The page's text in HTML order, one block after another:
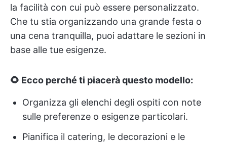
la facilità con cui può essere personalizzato.
Che tu stia organizzando una grande festa o
una cena tranquilla, puoi adattare le sezioni in
base alle tue esigenze.
🌻 Ecco perché ti piacerà questo modello:
Organizza gli elenchi degli ospiti con note
sulle preferenze o esigenze particolari.
Pianifica il catering, le decorazioni e le